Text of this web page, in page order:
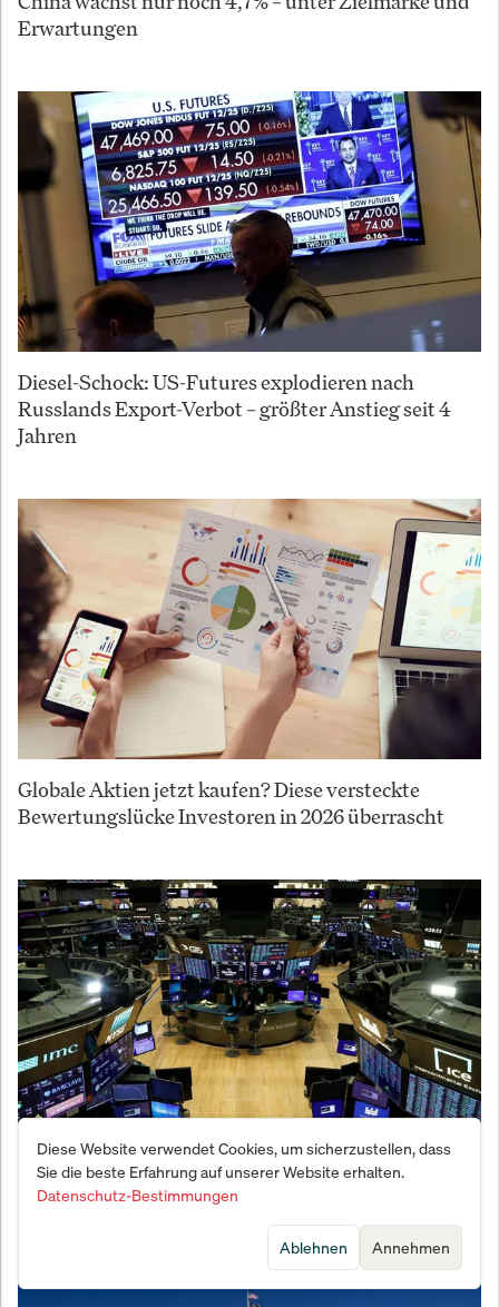
Erwartungen
Diesel-Schock: US-Futures explodieren nach
Russlands Export-Verbot – größter Anstieg seit 4
Jahren
Globale Aktien jetzt kaufen? Diese versteckte
Bewertungslücke Investoren in 2026 überrascht
Börse schlägt Pessimisten in die Flucht: Darum
gewinnt der Markt IMMER
Diese Website verwendet Cookies, um sicherzustellen, dass
Sie die beste Erfahrung auf unserer Website erhalten.
Datenschutz-Bestimmungen
Annehmen
Ablehnen